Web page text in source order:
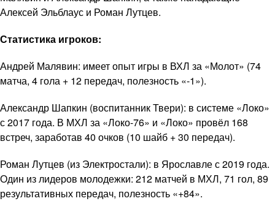
Алексей Эльблаус и Роман Лутцев.
Статистика игроков:
Андрей Малявин: имеет опыт игры в ВХЛ за «Молот» (74
матча, 4 гола + 12 передач, полезность «-1»).
Александр Шапкин (воспитанник Твери): в системе «Локо»
с 2017 года. В МХЛ за «Локо-76» и «Локо» провёл 168
встреч, заработав 40 очков (10 шайб + 30 передач).
Роман Лутцев (из Электростали): в Ярославле с 2019 года.
Один из лидеров молодежки: 212 матчей в МХЛ, 71 гол, 89
результативных передач, полезность «+84».